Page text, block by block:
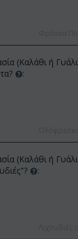
(21)
(διάφορα
(Καλάθι ή
:
(Καλάθι ή
: